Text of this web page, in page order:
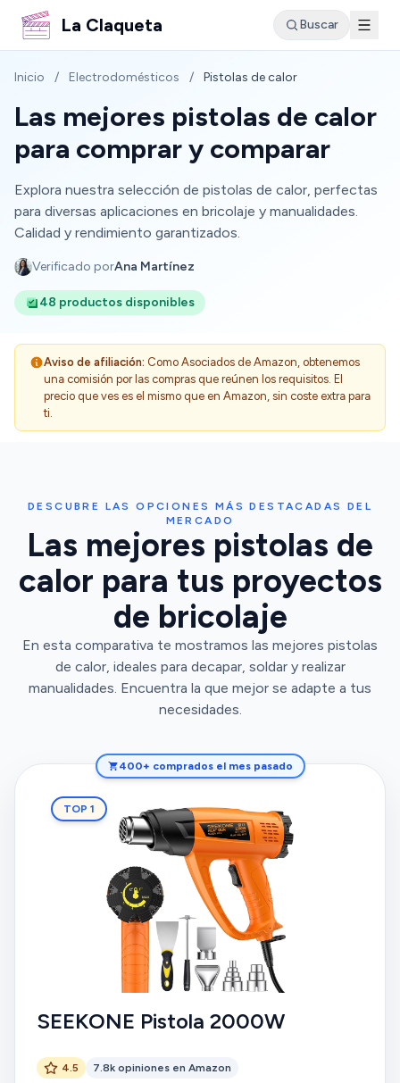
La Claqueta Buscar
Inicio / Electrodomésticos / Pistolas de calor
Las mejores pistolas de calor
para comprar y comparar
Explora nuestra selección de pistolas de calor, perfectas
para diversas aplicaciones en bricolaje y manualidades.
Calidad y rendimiento garantizados.
Verificado porAna Martínez
48 productos disponibles
Aviso de afiliación: Como Asociados de Amazon, obtenemos
una comisión por las compras que reúnen los requisitos. El
precio que ves es el mismo que en Amazon, sin coste extra para
ti.
DESCUBRE LAS OPCIONES MÁS DESTACADAS DEL
MERCADO
Las mejores pistolas de
calor para tus proyectos
de bricolaje
En esta comparativa te mostramos las mejores pistolas
de calor, ideales para decapar, soldar y realizar
manualidades. Encuentra la que mejor se adapte a tus
necesidades.
400+ comprados el mes pasado
TOP 1
SEEKONE Pistola 2000W
4.5 7.8k opiniones en Amazon